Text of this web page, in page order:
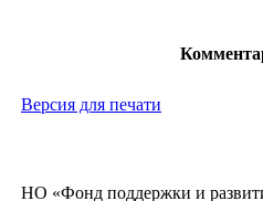
Версия для печати
НО «Фонд поддержки и